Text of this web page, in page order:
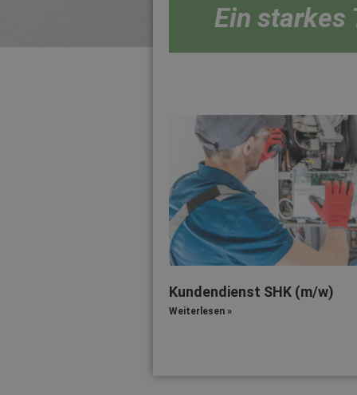
Ein starkes
Kundendienst SHK (m/w)
Weiterlesen »